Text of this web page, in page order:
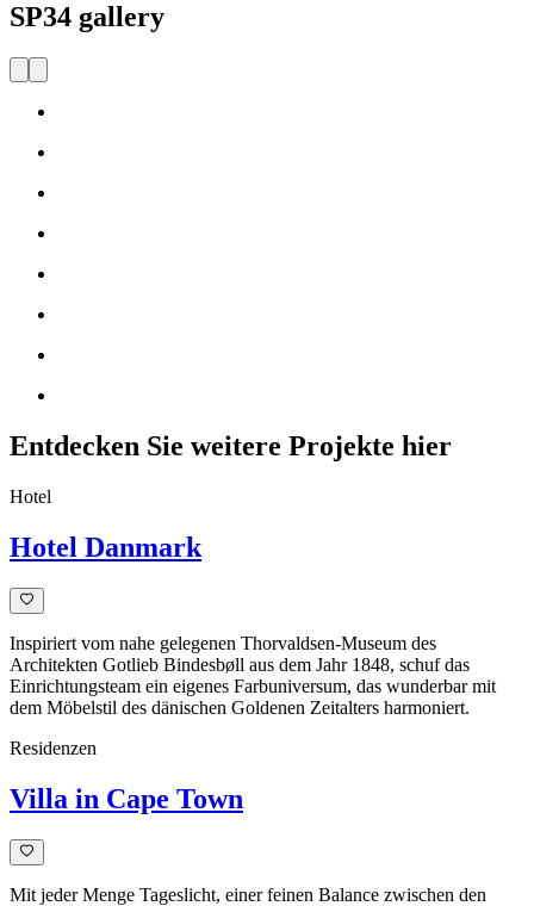
SP34 gallery
Entdecken Sie weitere Projekte hier
Hotel
Hotel Danmark
Inspiriert vom nahe gelegenen Thorvaldsen-Museum des
Architekten Gotlieb Bindesbøll aus dem Jahr 1848, schuf das
Einrichtungsteam ein eigenes Farbuniversum, das wunderbar mit
dem Möbelstil des dänischen Goldenen Zeitalters harmoniert.
Residenzen
Villa in Cape Town
Mit jeder Menge Tageslicht, einer feinen Balance zwischen den